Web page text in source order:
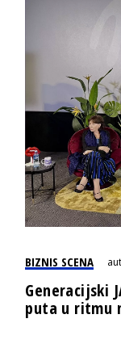
BIZNIS SCENA
Generacijski
puta u ritmu